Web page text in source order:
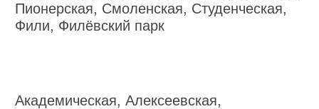
Пионерская, Смоленская, Студенческая,
Фили, Филёвский парк
Академическая, Алексеевская,